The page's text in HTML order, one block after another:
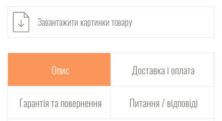
Завантажити картинки товару
Опис Доставка і оплата
Гарантія та повернення Питання / відповіді